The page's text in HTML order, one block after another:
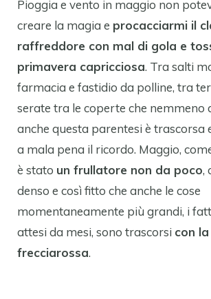
Pioggia e vento in maggio non
creare la magia e procacciarmi il
raffreddore con mal di gola e
primavera capricciosa. Tra salti
farmacia e fastidio da polline, tra
serate tra le coperte che nemmeno
anche questa parentesi è trascorsa
a mala pena il ricordo. Maggio,
è stato un frullatore non da poco,
denso e così fitto che anche le cose
momentaneamente più grandi, i
attesi da mesi, sono trascorsi con
frecciarossa.